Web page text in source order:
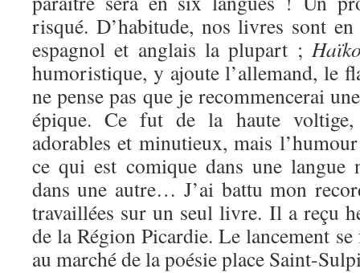
risqué. D’habitude, nos livres sont
espagnol et anglais la plupart ;
humoristique, y ajoute l’allemand, le
ne pense pas que je recommencerai
épique. Ce fut de la haute voltige,
adorables et minutieux, mais
ce qui est comique dans une langue
dans une autre… J’ai battu mon
travaillées sur un seul livre. Il a reçu
de la Région Picardie. Le lancement
au marché de la poésie place Saint-